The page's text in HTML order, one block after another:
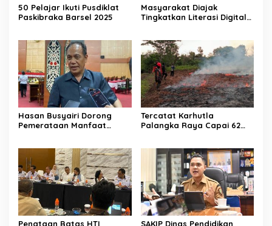
50 Pelajar Ikuti Pusdiklat
Paskibraka Barsel 2025
Masyarakat Diajak
Tingkatkan Literasi Digital
Hasan Busyairi Dorong
Pemerataan Manfaat
Tercatat Karhutla
Palangka Raya Capai 62
Penataan Batas HTI SAKIP Dinas Pendidikan